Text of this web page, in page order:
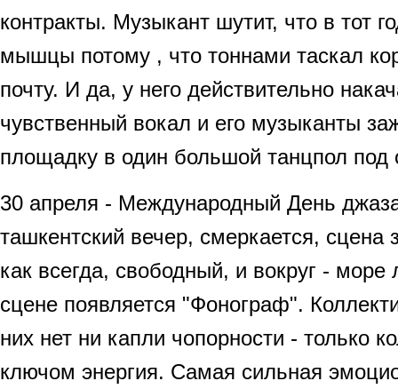
контракты. Музыкант шутит, что в тот
мышцы потому , что тоннами таскал
почту. И да, у него действительно
чувственный вокал и его музыканты
площадку в один большой танцпол
30 апреля - Международный День
ташкентский вечер, смеркается, сцена
как всегда, свободный, и вокруг -
сцене появляется "Фонограф".
них нет ни капли чопорности - только
ключом энергия. Самая сильная